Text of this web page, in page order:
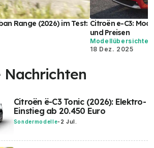
Range (2026) im Test: Citroën e-C3:
und Preisen
Modellübersichten
18 Dez. 2025
Citroën ë-C3 Tonic (2026): Elektro-
Einstieg ab 20.450 Euro
Sondermodelle- 2 Jul.